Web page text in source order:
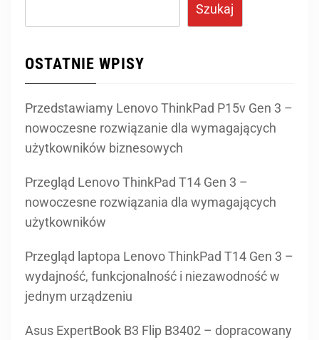
Szukaj
OSTATNIE WPISY
Przedstawiamy Lenovo ThinkPad P15v Gen 3 –
nowoczesne rozwiązanie dla wymagających
użytkowników biznesowych
Przegląd Lenovo ThinkPad T14 Gen 3 –
nowoczesne rozwiązania dla wymagających
użytkowników
Przegląd laptopa Lenovo ThinkPad T14 Gen 3 –
wydajność, funkcjonalność i niezawodność w
jednym urządzeniu
Asus ExpertBook B3 Flip B3402 – dopracowany